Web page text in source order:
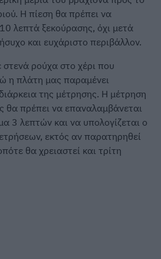
Η πίεση θα πρέπει να
λεπτά ξεκούρασης, όχι μετά
και ευχάριστο περιβάλλον.
ρούχα στο χέρι που
η πλάτη μας παραμένει
της μέτρησης. Η μέτρηση
θα πρέπει να επαναλαμβάνεται
3 λεπτών και να υπολογίζεται ο
εκτός αν παρατηρηθεί
θα χρειαστεί και τρίτη